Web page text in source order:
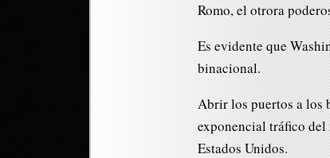
Romo, el otrora
Es evidente que
binacional.
Abrir los puertos a los
exponencial tráfico del
Estados Unidos.